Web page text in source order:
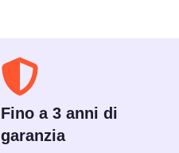
Fino a 3 anni di
garanzia